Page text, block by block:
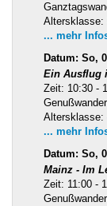
Altersklasse:
... mehr
Datum: So,
Ein Ausflug
Zeit: 10:30 -
Altersklasse:
... mehr
Datum: So,
Mainz - Im
Zeit: 11:00 -